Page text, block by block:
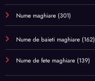
Nume maghiare (301)
Nume de baieti maghiare (162)
Nume de fete maghiare (139)